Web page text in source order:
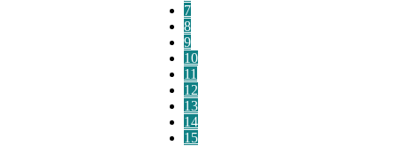
7
8
9
10
11
12
13
14
15